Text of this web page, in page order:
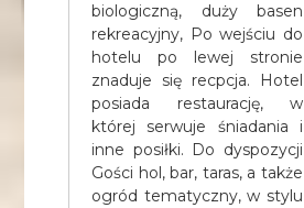
biologiczną, duży basen
rekreacyjny, Po wejściu do
hotelu po lewej stronie
znaduje się recpcja. Hotel
posiada restaurację, w
której serwuje śniadania i
inne posiłki. Do dyspozycji
Gości hol, bar, taras, a także
ogród tematyczny, w stylu